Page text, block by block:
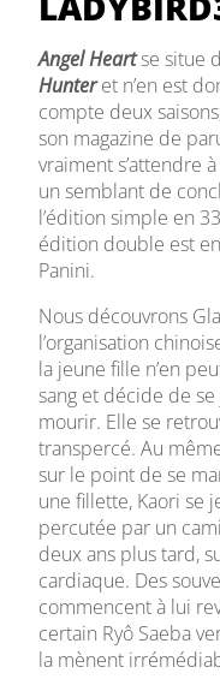
Angel Heartse situe
Hunteret n’en est
compte deux
son magazine de
vraiment s’attendre
un semblant de
l’édition simple en
édition double est
Panini.
Nous découvrons
l’organisation
la jeune fille n’en
sang et décide de
mourir. Elle se
transpercé. Au
sur le point de se
une fillette, Kaori se
percutée par un
deux ans plus tard,
cardiaque. Des
commencent à lui
certain Ryô Saeba
la mènent